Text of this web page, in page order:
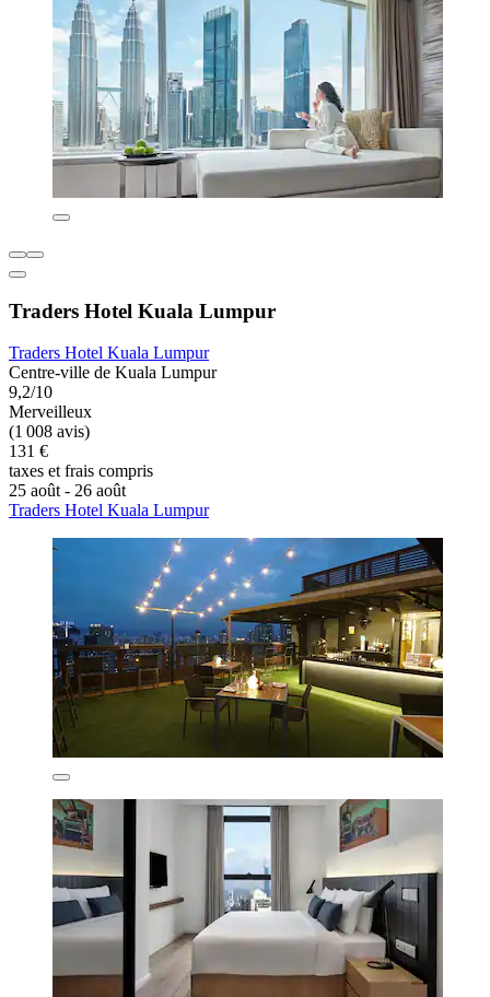
Traders Hotel Kuala Lumpur
Traders Hotel Kuala Lumpur
Centre-ville de Kuala Lumpur
9,2/10
Merveilleux
(1 008 avis)
131 €
taxes et frais compris
25 août - 26 août
Traders Hotel Kuala Lumpur